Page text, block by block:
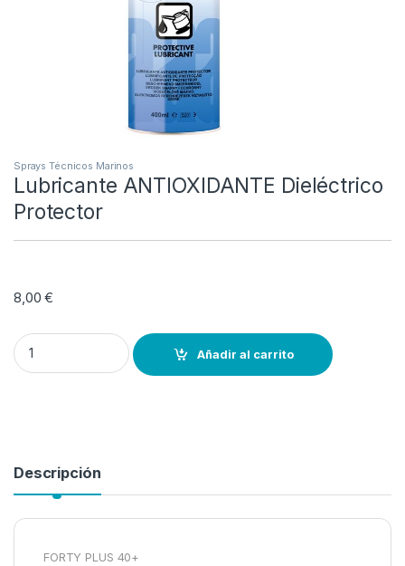
Sprays Técnicos Marinos
Lubricante ANTIOXIDANTE Dieléctrico
Protector
8,00€
Lubricante ANTIOXIDANTE Dieléctrico Protector quantity
Añadir al carrito
Descripción
FORTY PLUS 40+